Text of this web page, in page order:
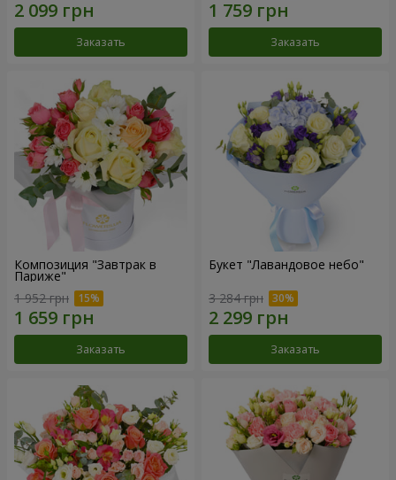
Заказать Заказать
Композиция "Завтрак в
Париже"
1 952 грн
Заказать
Букет "Лавандовое небо"
3 284 грн
Заказать